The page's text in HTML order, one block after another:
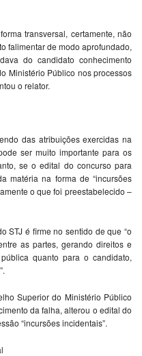
transversal, certamente, não
falimentar de modo aprofundado,
do candidato conhecimento
Ministério Público nos processos
o relator.
das atribuições exercidas na
ser muito importante para os
se o edital do concurso para
matéria na forma de “incursões
o que foi preestabelecido –
STJ é firme no sentido de que “o
as partes, gerando direitos e
quanto para o candidato,
Superior do Ministério Público
da falha, alterou o edital do
“incursões incidentais”.